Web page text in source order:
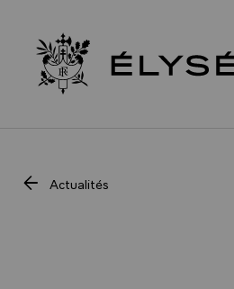
Retour à l’accueil Élysée
Actualités